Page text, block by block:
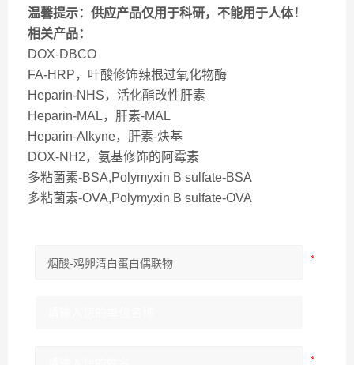
温馨提示：供应产品仅用于科研，不能用于人体！
相关产品：
DOX-DBCO
FA-HRP，叶酸修饰辣根过氧化物酶
Heparin-NHS，活化酯改性肝素
Heparin-MAL，肝素-MAL
Heparin-Alkyne，肝素-炔基
DOX-NH2，氨基修饰的阿霉素
多粘菌素-BSA,Polymyxin B sulfate-BSA
多粘菌素-OVA,Polymyxin B sulfate-OVA